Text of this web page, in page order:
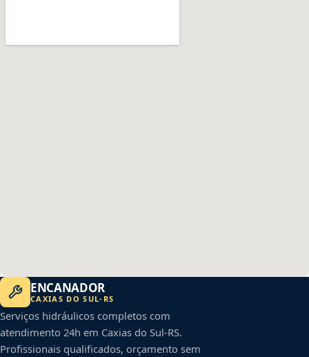
ENCANADOR
CAXIAS DO SUL- RS
Serviços hidráulicos completos com
atendimento 24h em Caxias do Sul-RS.
Profissionais qualificados, orçamento sem